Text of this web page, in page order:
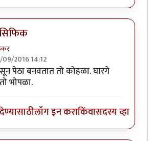
09/2016 14:12
तांबडा भोपळा टू बी स्पेसिफिक.by
पेठा बनवतात तो कोहळा. घारगे
भोपळा.
लॉग इन कराकिंवासदस्य व्हा